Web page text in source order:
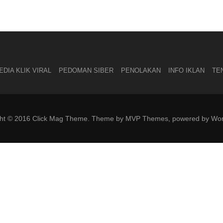
KLIK VIRAL PEDOMAN SIBER PENOLAKAN INFO IKLAN
© 2016 Click Mag Theme. Theme by MVP Themes, powered by